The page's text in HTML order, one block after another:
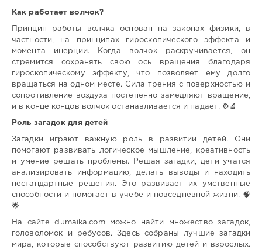
Как работает волчок?
Принцип работы волчка основан на законах физики, в
частности, на принципах гироскопического эффекта и
момента инерции. Когда волчок раскручивается, он
стремится сохранять свою ось вращения благодаря
гироскопическому эффекту, что позволяет ему долго
вращаться на одном месте. Сила трения с поверхностью и
сопротивление воздуха постепенно замедляют вращение,
и в конце концов волчок останавливается и падает. ⚙️🔬
Роль загадок для детей
Загадки играют важную роль в развитии детей. Они
помогают развивать логическое мышление, креативность
и умение решать проблемы. Решая загадки, дети учатся
анализировать информацию, делать выводы и находить
нестандартные решения. Это развивает их умственные
способности и помогает в учебе и повседневной жизни. 🧠
🌟
На сайте dumaika.com можно найти множество загадок,
головоломок и ребусов. Здесь собраны лучшие загадки
мира, которые способствуют развитию детей и взрослых.